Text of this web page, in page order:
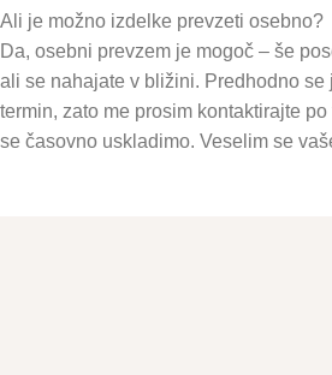
Ali je možno izdelke prevzeti osebno?
Da, osebni prevzem je mogoč – še
ali se nahajate v bližini. Predhodno se
termin, zato me prosim kontaktirajte
se časovno uskladimo. Veselim se